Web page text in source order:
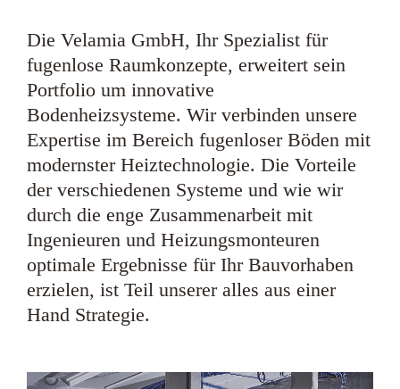
Die Velamia GmbH, Ihr Spezialist für
fugenlose Raumkonzepte, erweitert sein
Portfolio um innovative
Bodenheizsysteme. Wir verbinden unsere
Expertise im Bereich fugenloser Böden mit
modernster Heiztechnologie. Die Vorteile
der verschiedenen Systeme und wie wir
durch die enge Zusammenarbeit mit
Ingenieuren und Heizungsmonteuren
optimale Ergebnisse für Ihr Bauvorhaben
erzielen, ist Teil unserer alles aus einer
Hand Strategie.